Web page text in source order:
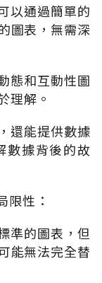
以通過簡單的
圖表，無需深
態和互動性圖
理解。
還能提供數據
數據背後的故
限性：
準的圖表，但
能無法完全替